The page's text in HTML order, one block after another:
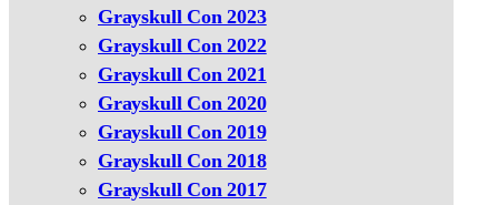
Grayskull Con 2023
Grayskull Con 2022
Grayskull Con 2021
Grayskull Con 2020
Grayskull Con 2019
Grayskull Con 2018
Grayskull Con 2017